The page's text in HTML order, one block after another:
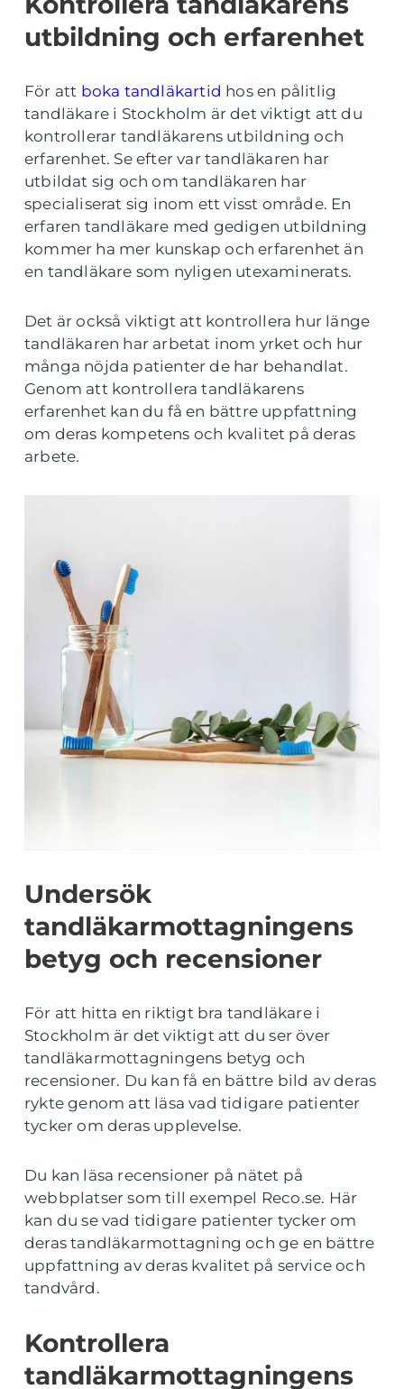
utbildning och erfarenhet
För att boka tandläkartid hos en pålitlig
tandläkare i Stockholm är det viktigt att du
kontrollerar tandläkarens utbildning och
erfarenhet. Se efter var tandläkaren har
utbildat sig och om tandläkaren har
specialiserat sig inom ett visst område. En
erfaren tandläkare med gedigen utbildning
kommer ha mer kunskap och erfarenhet än
en tandläkare som nyligen utexaminerats.
Det är också viktigt att kontrollera hur länge
tandläkaren har arbetat inom yrket och hur
många nöjda patienter de har behandlat.
Genom att kontrollera tandläkarens
erfarenhet kan du få en bättre uppfattning
om deras kompetens och kvalitet på deras
arbete.
Undersök
tandläkarmottagningens
betyg och recensioner
För att hitta en riktigt bra tandläkare i
Stockholm är det viktigt att du ser över
tandläkarmottagningens betyg och
recensioner. Du kan få en bättre bild av deras
rykte genom att läsa vad tidigare patienter
tycker om deras upplevelse.
Du kan läsa recensioner på nätet på
webbplatser som till exempel Reco.se. Här
kan du se vad tidigare patienter tycker om
deras tandläkarmottagning och ge en bättre
uppfattning av deras kvalitet på service och
tandvård.
Kontrollera
tandläkarmottagningens